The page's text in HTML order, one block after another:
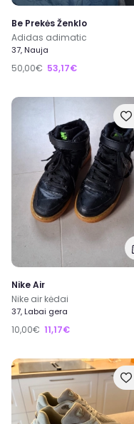
Be Prekės Ženklo
Adidas adimatic
37, Nauja
50,00€ 53,17€
Nike Air
Nike air kėdai
37, Labai gera
10,00€ 11,17€